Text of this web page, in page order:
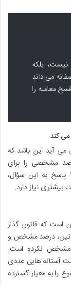
بلکه
می داند
معامله را
کند
می آید این باشد که
مشخصی را برای
به این سؤال،
نیاز دارد.
است که قانون گذار
درصد مشخص و
مشخص نکرده است.
آستانه هایی عددی
را به معیار گسترده